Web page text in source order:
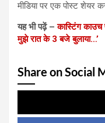
मीडिया पर एक पोस्ट शेयर
यह भी पढ़ें –कास्टिंग काउच
मुझे रात के 3 बजे बुलाया…’
Share on Social